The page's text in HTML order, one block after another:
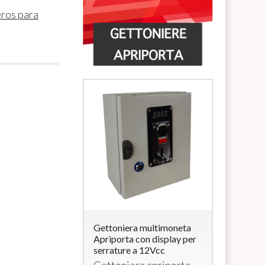
para
Gettoniera multimoneta
Apriporta con display per
serrature a 12Vcc